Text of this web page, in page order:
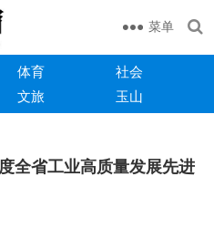
菜单
体育
社会
文旅 玉山
全省工业高质量发展先进